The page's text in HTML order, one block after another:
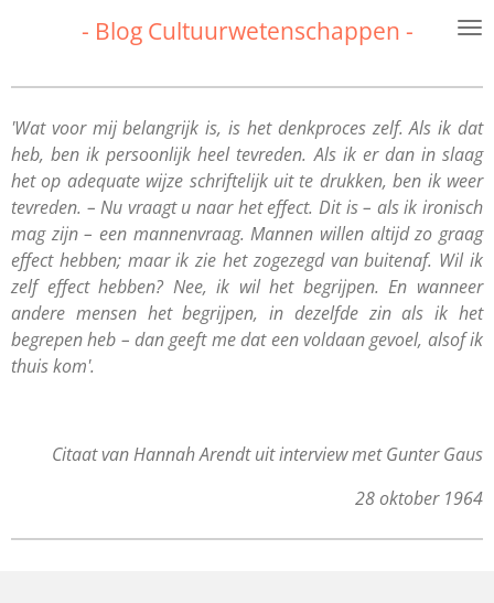
hoofdinhoud
- Blog Cultuurwetenschappen -
'Wat voor mij belangrijk is, is het denkproces zelf. Als ik dat
heb, ben ik persoonlijk heel tevreden. Als ik er dan in slaag
het op adequate wijze schriftelijk uit te drukken, ben ik weer
tevreden. – Nu vraagt u naar het effect. Dit is – als ik ironisch
mag zijn – een mannenvraag. Mannen willen altijd zo graag
effect hebben; maar ik zie het zogezegd van buitenaf. Wil ik
zelf effect hebben? Nee, ik wil het begrijpen. En wanneer
andere mensen het begrijpen, in dezelfde zin als ik het
begrepen heb – dan geeft me dat een voldaan gevoel, alsof ik
thuis kom'.
Citaat van Hannah Arendt uit interview met Gunter Gaus
28 oktober 1964